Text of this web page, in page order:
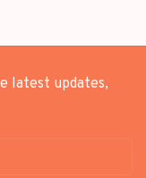
latest updates,